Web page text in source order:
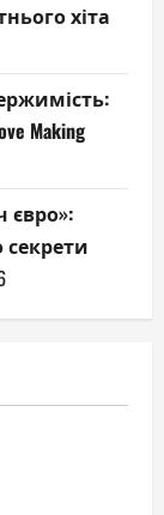
хіта
Making
євро»: